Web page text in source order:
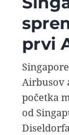
AVIOPEDIA
SPECIJAL
FOTO PRIČA
TEMA
prvi
Airbusov
početka
od